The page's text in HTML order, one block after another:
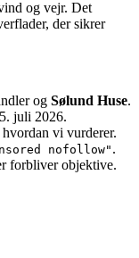
og vejr. Det
der sikrer
og Sølund Huse.
juli 2026.
vi vurderer.
nofollow".
forbliver objektive.